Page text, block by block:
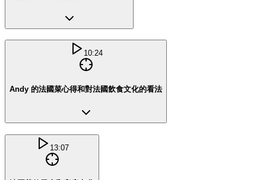
10:24
Andy 的法國菜心得和對法國飲食文化的看法
13:07